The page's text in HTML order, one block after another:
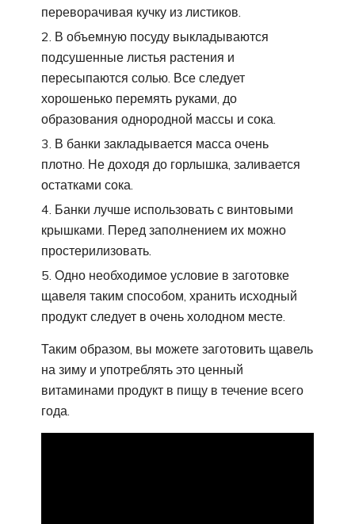
переворачивая кучку из листиков.
В объемную посуду выкладываются
подсушенные листья растения и
пересыпаются солью. Все следует
хорошенько перемять руками, до
образования однородной массы и сока.
В банки закладывается масса очень
плотно. Не доходя до горлышка, заливается
остатками сока.
Банки лучше использовать с винтовыми
крышками. Перед заполнением их можно
простерилизовать.
Одно необходимое условие в заготовке
щавеля таким способом, хранить исходный
продукт следует в очень холодном месте.
Таким образом, вы можете заготовить щавель
на зиму и употреблять это ценный
витаминами продукт в пищу в течение всего
года.